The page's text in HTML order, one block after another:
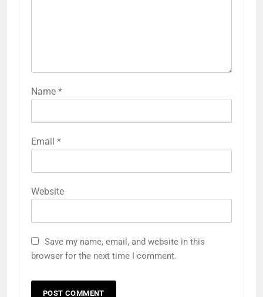
Name *
Email *
Website
Save my name, email, and website in this
browser for the next time I comment.